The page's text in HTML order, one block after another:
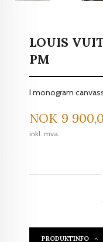
LOUIS
PM
I monogram
Pris
NOK 9
inkl. mva.
PRODUKTINFO